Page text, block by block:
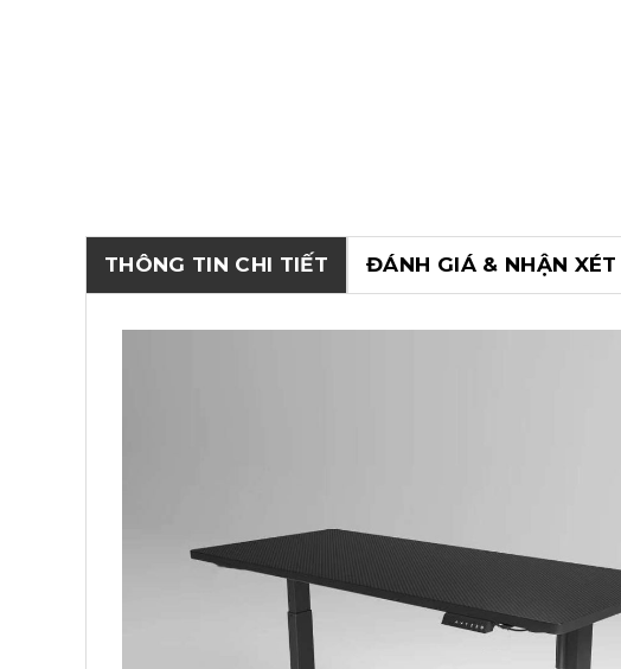
THÔNG TIN CHI TIẾT ĐÁNH GIÁ & NHẬN XÉT